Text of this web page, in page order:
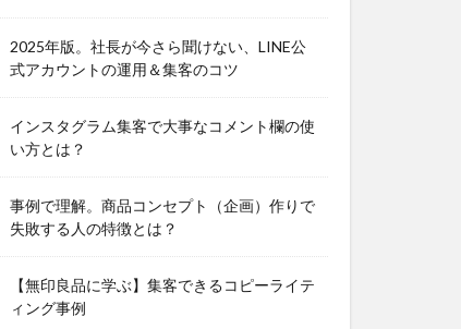
2025年版。社長が今さら聞けない、LINE公
式アカウントの運用＆集客のコツ
インスタグラム集客で大事なコメント欄の使
い方とは？
事例で理解。商品コンセプト（企画）作りで
失敗する人の特徴とは？
【無印良品に学ぶ】集客できるコピーライテ
ィング事例